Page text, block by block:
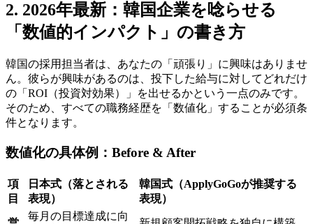
2. 2026年最新：韓国企業を唸らせる
「数値的インパクト」の書き方
韓国の採用担当者は、あなたの「頑張り」に興味はありませ
ん。彼らが興味があるのは、投下した給与に対してどれだけ
の「ROI（投資対効果）」を出せるかという一点のみです。
そのため、すべての職務経歴を「数値化」することが必須条
件となります。
数値化の具体例：Before & After
項
目
日本式（落とされる
表現）
韓国式（ApplyGoGoが推奨する
表現）
毎月の目標達成に向